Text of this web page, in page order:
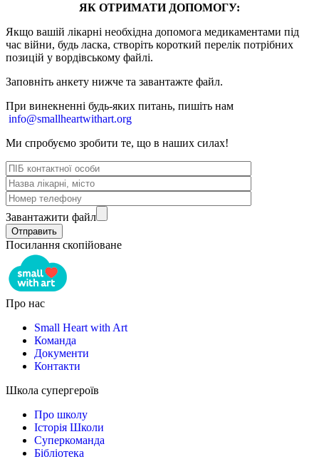
ЯК ОТРИМАТИ ДОПОМОГУ:
Якщо вашій лікарні необхідна допомога медикаментами під
час війни, будь ласка, створіть короткий перелік потрібних
позицій у вордівському файлі.
Заповніть анкету нижче та завантажте файл.
При винекненні будь-яких питань, пишіть нам
info@smallheartwithart.org
Ми спробуємо зробити те, що в наших силах!
Завантажити файл
Посилання скопійоване
Про нас
Small Heart with Art
Команда
Документи
Контакти
Школа супергероїв
Про школу
Історія Школи
Суперкоманда
Бібліотека